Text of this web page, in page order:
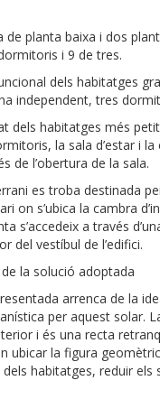
de planta baixa i dos
i 9 de tres.
dels habitatges
independent, tres
dels habitatges més
la sala d’estar i
de l’obertura de la sala.
es troba destinada
on s’ubica la cambra
s’accedeix a través
del vestíbul de l’edifici.
la solució adoptada
arrenca de la
per aquest solar.
i és una recta
ubicar la figura
dels habitatges, reduir